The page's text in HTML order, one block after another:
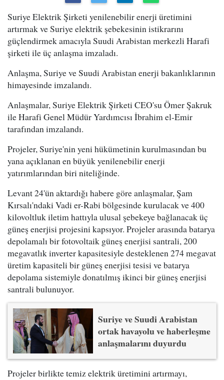
Suriye Elektrik Şirketi yenilenebilir enerji üretimini
artırmak ve Suriye elektrik şebekesinin istikrarını
güçlendirmek amacıyla Suudi Arabistan merkezli Harafi
şirketi ile üç anlaşma imzaladı.
Anlaşma, Suriye ve Suudi Arabistan enerji bakanlıklarının
himayesinde imzalandı.
Anlaşmalar, Suriye Elektrik Şirketi CEO'su Ömer Şakruk
ile Harafi Genel Müdür Yardımcısı İbrahim el-Emir
tarafından imzalandı.
Projeler, Suriye'nin yeni hükümetinin kurulmasından bu
yana açıklanan en büyük yenilenebilir enerji
yatırımlarından biri niteliğinde.
Levant 24'ün aktardığı habere göre anlaşmalar, Şam
Kırsalı'ndaki Vadi er-Rabi bölgesinde kurulacak ve 400
kilovoltluk iletim hattıyla ulusal şebekeye bağlanacak üç
güneş enerjisi projesini kapsıyor. Projeler arasında batarya
depolamalı bir fotovoltaik güneş enerjisi santrali, 200
megavatlık inverter kapasitesiyle desteklenen 274 megavat
üretim kapasiteli bir güneş enerjisi tesisi ve batarya
depolama sistemiyle donatılmış ikinci bir güneş enerjisi
santrali bulunuyor.
Suriye ve Suudi Arabistan
ortak havayolu ve haberleşme
anlaşmalarını duyurdu
Projeler birlikte temiz elektrik üretimini artırmayı,